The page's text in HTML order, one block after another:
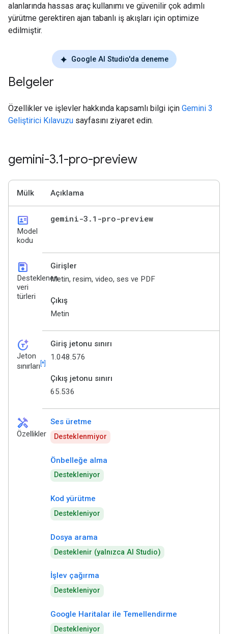
alanlarında hassas araç kullanımı ve güvenilir çok adımlı
yürütme gerektiren ajan tabanlı iş akışları için optimize
edilmiştir.
Google AI Studio'da deneme
Belgeler
Özellikler ve işlevler hakkında kapsamlı bilgi için Gemini 3
Geliştirici Kılavuzu sayfasını ziyaret edin.
gemini-3.1-pro-preview
Mülk Açıklama
id_card
Model
kodu
gemini-3 . 1-pro-preview
save
Desteklenen
veri
türleri
Girişler
Metin, resim, video, ses ve PDF
Çıkış
Metin
token_auto
Jeton
sınırları [*]
Giriş jetonu sınırı
1.048.576
Çıkış jetonu sınırı
65.536
handyman
Özellikler
Ses üretme
Desteklenmiyor
Önbelleğe alma
Destekleniyor
Kod yürütme
Destekleniyor
Dosya arama
Desteklenir (yalnızca AI Studio)
İşlev çağırma
Destekleniyor
Google Haritalar ile Temellendirme
Destekleniyor